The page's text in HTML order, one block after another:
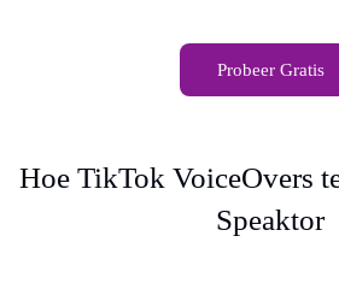
Probeer Gratis
Hoe TikTok VoiceOvers
Speaktor